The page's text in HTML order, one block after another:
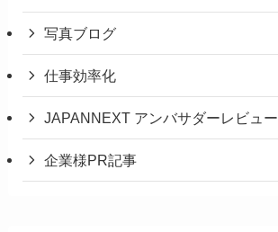
写真ブログ
仕事効率化
JAPANNEXT アンバサダーレビュー
企業様PR記事